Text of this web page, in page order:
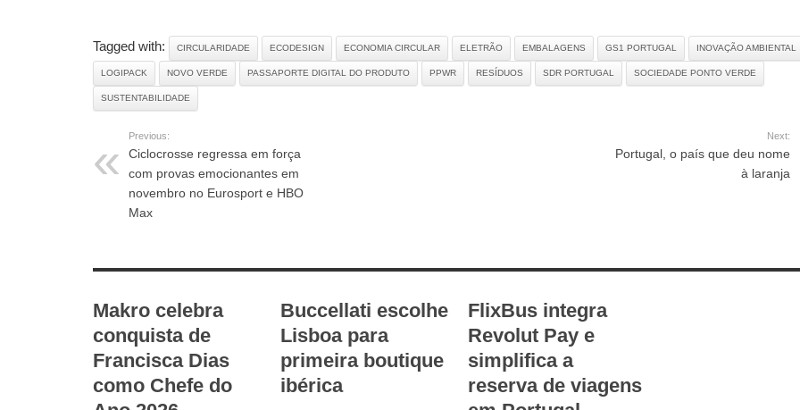
Tagged with: CIRCULARIDADE ECODESIGN ECONOMIA CIRCULAR ELETRÃO EMBALAGENS GS1 PORTUGAL INOVAÇÃO AMBIENTAL
LOGIPACK NOVO VERDE PASSAPORTE DIGITAL DO PRODUTO PPWR RESÍDUOS SDR PORTUGAL SOCIEDADE PONTO VERDE
SUSTENTABILIDADE
Previous:
Ciclocrosse regressa em força
com provas emocionantes em
novembro no Eurosport e HBO
Max
Next:
Portugal, o país que deu nome
à laranja
Makro celebra
conquista de
Francisca Dias
como Chefe do
Buccellati escolhe
Lisboa para
primeira boutique
ibérica
FlixBus integra
Revolut Pay e
simplifica a
reserva de viagens